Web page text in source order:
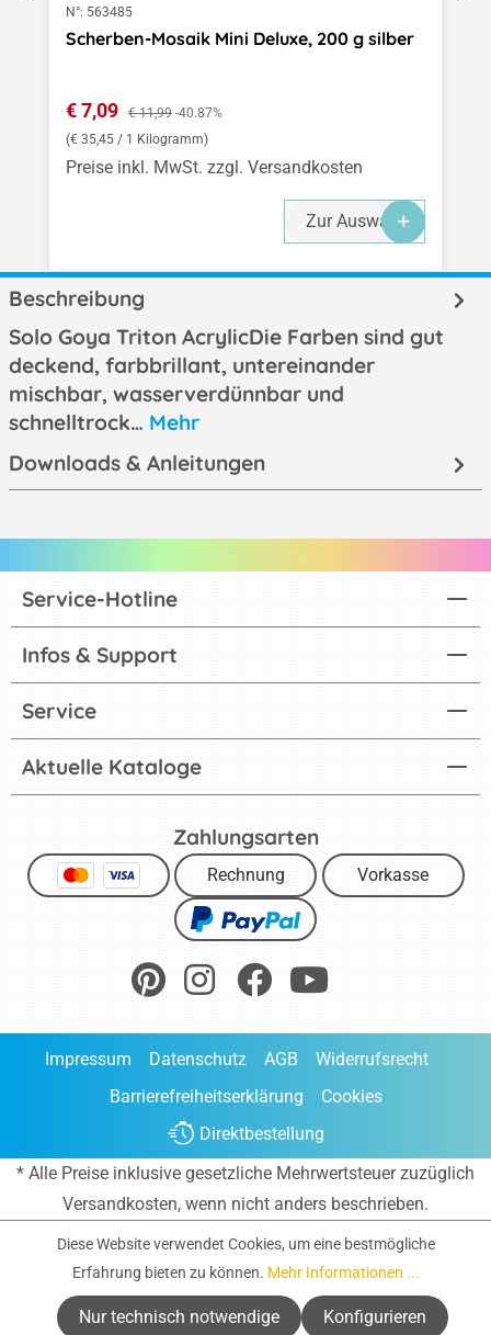
N°: 563485
Scherben-Mosaik Mini Deluxe, 200 g silber
Verkaufspreis:
€ 7,09 Regulärer Preis:
€ 11,99 -40.87%
(€ 35,45 / 1 Kilogramm)
Preise inkl. MwSt. zzgl. Versandkosten
Zur Auswahl
Beschreibung
Solo Goya Triton AcrylicDie Farben sind gut
deckend, farbbrillant, untereinander
mischbar, wasserverdünnbar und
schnelltrock… Mehr
Downloads & Anleitungen
Aktuelle Kataloge
Service-Hotline
Infos & Support
Service
Zahlungsarten
Rechnung Vorkasse
Impressum Datenschutz AGB
Widerrufsrecht
Barrierefreiheitserklärung
Cookies
Direktbestellung
* Alle Preise inklusive gesetzliche Mehrwertsteuer zuzüglich
Versandkosten, wenn nicht anders beschrieben.
Diese Website verwendet Cookies, um eine bestmögliche
Erfahrung bieten zu können. Mehr Informationen ...
Nur technisch notwendige Konfigurieren